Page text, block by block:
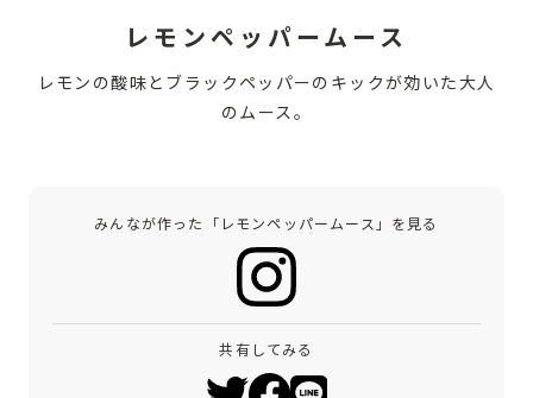
レモンペッパームース
レモンの酸味とブラックペッパーのキックが効いた大人
のムース。
みんなが作った「レモンペッパームース」を見る
共有してみる